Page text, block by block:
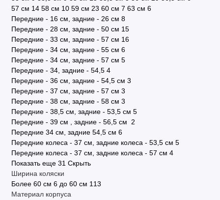
57 см 14 58 см 10 59 см 23 60 см 7 63 см 6
Передние - 16 см, задние - 26 см 8
Передние - 28 см, задние - 50 см 15
Передние - 33 см, задние - 57 см 16
Передние - 34 см, задние - 55 см 6
Передние - 34 см, задние - 57 см 5
Передние - 34, задние - 54,5 4
Передние - 36 см, задние - 54,5 см 3
Передние - 37 см, задние - 57 см 3
Передние - 38 см, задние - 58 см 3
Передние - 38,5 см, задние - 53,5 см 5
Передние - 39 см , задние - 56,5 см
2
Передние 34 см, задние 54,5 см 6
Передние колеса - 37 см, задние колеса - 53,5 см 5
Передние колеса - 37 см, задние колеса - 57 см 4
Показать еще 31 Скрыть
Ширина коляски
Более 60 см 6 до 60 см 113
Материал корпуса